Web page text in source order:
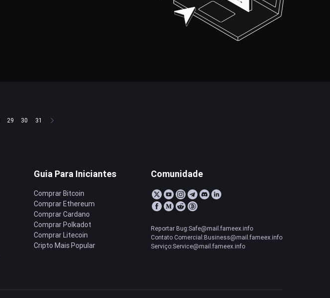
29 30 31
Guia Para Iniciantes
Comprar Bitcoin
Comprar Ethereum
Comprar Cardano
Comprar Polkadot
Comprar Litecoin
Cripto Mais Popular
Comunidade
Reportar Bug:Safe@mail.fameex.info
Contato Comercial:Business@mail.fameex.info
Serviço:Service@mail.fameex.info